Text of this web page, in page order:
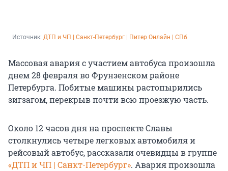
Источник: ДТП и ЧП | Санкт-Петербург | Питер Онлайн | СПб
Массовая авария с участием автобуса произошла
днем 28 февраля во Фрунзенском районе
Петербурга. Побитые машины растопырились
зигзагом, перекрыв почти всю проезжую часть.
Около 12 часов дня на проспекте Славы
столкнулись четыре легковых автомобиля и
рейсовый автобус, рассказали очевидцы в группе
«ДТП и ЧП | Санкт-Петербург». Авария произошла